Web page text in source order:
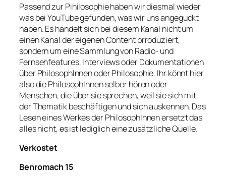
Passend zur Pihilosophie haben wir diesmal wieder
was bei YouTube gefunden, was wir uns angeguckt
haben. Es handelt sich bei diesem Kanal nicht um
einen Kanal der eigenen Content prroduziert,
sondern um eine Sammlung von Radio- und
Fernsehfeatures, Interviews oder Dokumentationen
über PhilosophInnen oder Philosophie. Ihr könnt hier
also die PhilosophInnen selber hören oder
Menschen, die über sie sprechen, weil sie sich mit
der Thematik beschäftigen und sich auskennen. Das
Lesen eines Werkes der PhilosophInnen ersetzt das
alles nicht, es ist lediglich eine zusätzliche Quelle.
Verkostet
Benromach 15